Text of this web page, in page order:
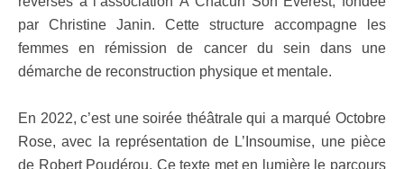
par Christine Janin. Cette structure accompagne les
femmes en rémission de cancer du sein dans une
démarche de reconstruction physique et mentale.
En 2022, c’est une soirée théâtrale qui a marqué Octobre
Rose, avec la représentation de L’Insoumise, une pièce
de Robert Poudérou. Ce texte met en lumière le parcours